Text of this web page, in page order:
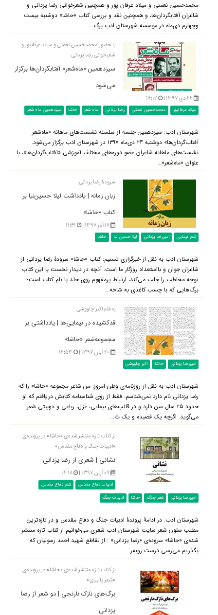
محمدحسین نعمتی و میلاد عرفان پور و همچنین شعرخوانی رضا یزدانی و
شاعران آفتابگردان‌ها، و همچنین نقد و بررسی کتاب «حاشا» دوشنبه بیست
وچهارم ‌دی‌ماه در موسسه شهرستان ادب برگ...
با حضور محمدحسین نعمتی و میلاد عرفانپور و
شعرخوانی رضا یزدانی
سیزدهمین «ماه‌شعر» آفتابگردان‌ها برگزار
می‌شود
۲۲ دی ۱۳۹۷ | ۱۶:۱۲
میلاد عرفانپور محمدحسین نعمتی رضا یزدانی ماه شعر حاشا سیزدهمین ماه شعر
شهرستان ادب: سیزدهمین جلسه از سلسله نشست‌های ماهانه «ماه‌شعر
آفتاب‌گردان‌ها» دوشنبه ۲۴ دی‌ماه ۱۳۹۷ در شهرستان ادب برگزار می‌شود.
نشست‌های ماهانه شاعران عضو دوره‌های مختلف آموزشی «آفتاب‌گردان‌ها»، با
عنوان «ماه‌شعر»...
سرودۀ رضا یزدانی
زبان زمانه | یادداشت لیلا حسین‌نیا بر
کتاب «حاشا»
۱۸ آذر ۱۳۹۷ | ۱۱:۴۱
شعر نیمایی امیررضا یزدانی لیلا حسین نیا حاشا
شهرستان ادب به نقل از خبرگزاری تسنیم: کتاب «حاشا» سرودۀ رضا یزدانی از
شاعران جوان و بااستعداد روزگار ما است. آنچه در دیدار نخست با این کتاب
توجه مخاطب را جلب می‌کند، ارتباط پرمفهوم روی جلد با نام کتاب است؛
برگ‌هایی که با چسب کاغذی به شاخه...
به قلم اکبر چاووشی
قدکشیده در نیمایی‌ها | یادداشتی بر
مجموعه‌شعر «حاشا»
۲۰ آبان ۱۳۹۷ | ۱۲:۵۳
امیررضا یزدانی حاشا اکبر چاووشی
شهرستان ادب به نقل از روزنامه‌ی وطن امروز: من شاعر مجموعه «حاشا» را که
رضا یزدانی نام دارد نمی‌شناسم. فقط از روی شناسنامه کتابش دریافتم که او
حدود ۲۵ سال سن دارد و در قالب‌های نیمایی، غزل، رباعی و دوبیتی شعر
می‌گوید. اگرچه یک قصیده و یک ت...
از کتاب تازه منتشر شده‌ی «حاشا» در پرونده‌ی
«ادبیات جنگ و دفاع مقدس»
نشانی | شعری از رضا یزدانی
۰۹ آبان ۱۳۹۷ | ۱۴:۱۸
ادبیات دفاع مقدس
شعر دفاع مقدس
امیررضا یزدانی
شعر جنگ حاشا ادبیات جنگ
شهرستان ادب:‌ در ادامۀ پروندۀ ادبیات جنگ و دفاع مقدس و در تازه‌ترین
مطلب ستون شعر سایت شهرستان ادب شعری می‌خوانیم از کتاب تازه منتشر
شده‌ی «حاشا» سروده‌ی «رضا یزدانی» : از تقاطع شهید احمد رسولیان که
بگذریم می‌رسی درست روبه‌ر...
از کتاب تازه منتشر شده‌ی «حاشا» در پرونده‌ی
«شعر پاییزی»
برگ‌های نازک نارنجی | دو شعر از رضا
یزدانی